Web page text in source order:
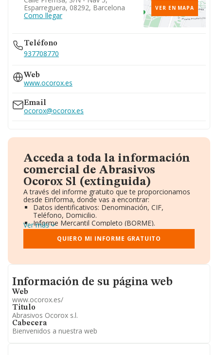
Esparreguera, 08292, Barcelona
Como llegar
VER EN MAPA
Teléfono
937708770
Web
www.ocorox.es
Email
ocorox@ocorox.es
Acceda a toda la información
comercial de Abrasivos
Ocorox Sl (extinguida)
A través del informe gratuito que te proporcionamos
desde Einforma, donde vas a encontrar:
Datos identificativos: Denominación, CIF,
Teléfono, Domicilio.
Informe Mercantil Completo (BORME).
Gráficos de Evolución Ventas y Empleados.
Consejo de Administración y Administradores.
Directivos y Ejecutivos.
Información oficial y registral complementaria.
Ver más
QUIERO MI INFORME GRATUITO
Informacion de su página web
Información de su página web
Web
www.ocorox.es/
Titulo
Abrasivos Ocorox s.l.
Cabecera
Bienvenidos a nuestra web